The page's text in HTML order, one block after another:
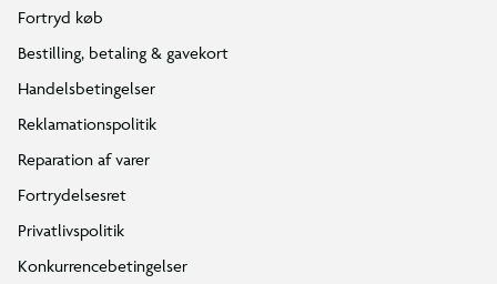
Fortryd køb
Bestilling, betaling & gavekort
Handelsbetingelser
Reklamationspolitik
Reparation af varer
Fortrydelsesret
Privatlivspolitik
Konkurrencebetingelser